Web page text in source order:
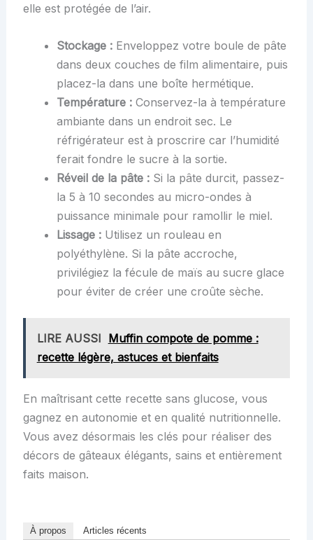
elle est protégée de l’air.
Stockage :Enveloppez votre boule de pâte
dans deux couches de film alimentaire, puis
placez-la dans une boîte hermétique.
Température :Conservez-la à température
ambiante dans un endroit sec. Le
réfrigérateur est à proscrire car l’humidité
ferait fondre le sucre à la sortie.
Réveil de la pâte :Si la pâte durcit, passez-
la 5 à 10 secondes au micro-ondes à
puissance minimale pour ramollir le miel.
Lissage :Utilisez un rouleau en
polyéthylène. Si la pâte accroche,
privilégiez la fécule de maïs au sucre glace
pour éviter de créer une croûte sèche.
LIRE AUSSI Muffin compote de pomme :
recette légère, astuces et bienfaits
En maîtrisant cette recette sans glucose, vous
gagnez en autonomie et en qualité nutritionnelle.
Vous avez désormais les clés pour réaliser des
décors de gâteaux élégants, sains et entièrement
faits maison.
À propos Articles récents